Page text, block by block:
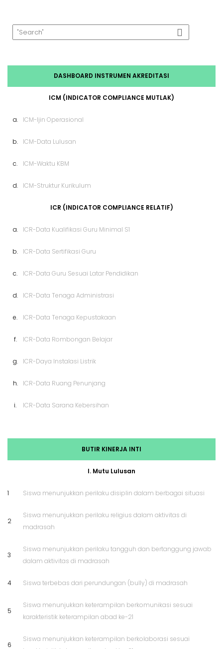
DASHBOARD INSTRUMEN AKREDITASI
ICM (INDICATOR COMPLIANCE MUTLAK)
a. ICM-Ijin Operasional
b. ICM-Data Lulusan
c. ICM-Waktu KBM
d. ICM-Struktur Kurikulum
ICR (INDICATOR COMPLIANCE RELATIF)
a. ICR-Data Kualifikasi Guru Minimal S1
b. ICR-Data Sertifikasi Guru
c. ICR-Data Guru Sesuai Latar Pendidikan
d. ICR-Data Tenaga Administrasi
e. ICR-Data Tenaga Kepustakaan
f. ICR-Data Rombongan Belajar
g. ICR-Daya Instalasi Listrik
h. ICR-Data Ruang Penunjang
i. ICR-Data Sarana Kebersihan
BUTIR KINERJA INTI
I. Mutu Lulusan
1 Siswa menunjukkan perilaku disiplin dalam berbagai situasi
2
Siswa menunjukkan perilaku religius dalam aktivitas di
madrasah
3
Siswa menunjukkan perilaku tangguh dan bertanggung jawab
dalam aktivitas di madrasah
4 Siswa terbebas dari perundungan (bully) di madrasah
5
Siswa menunjukkan keterampilan berkomunikasi sesuai
karakteristik keterampilan abad ke-21
6
Siswa menunjukkan keterampilan berkolaborasi sesuai